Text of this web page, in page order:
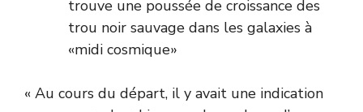
trouve une poussée de croissance des
trou noir sauvage dans les galaxies à
«midi cosmique»
« Au cours du départ, il y avait une indication